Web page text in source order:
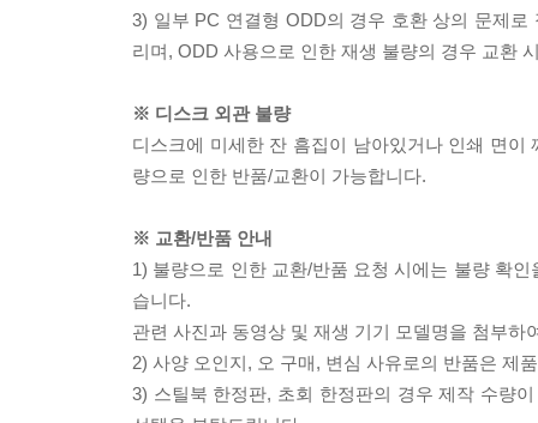
3) 일부 PC 연결형 ODD의 경우 호환 상의 문제
리며, ODD 사용으로 인한 재생 불량의 경우 교환
※ 디스크 외관 불량
디스크에 미세한 잔 흠집이 남아있거나 인쇄 면
량으로 인한 반품/교환이 가능합니다.
※ 교환/반품 안내
1) 불량으로 인한 교환/반품 요청 시에는 불량 확
습니다.
관련 사진과 동영상 및 재생 기기 모델명을 첨부하
2) 사양 오인지, 오 구매, 변심 사유로의 반품은 제
3) 스틸북 한정판, 초회 한정판의 경우 제작 수량